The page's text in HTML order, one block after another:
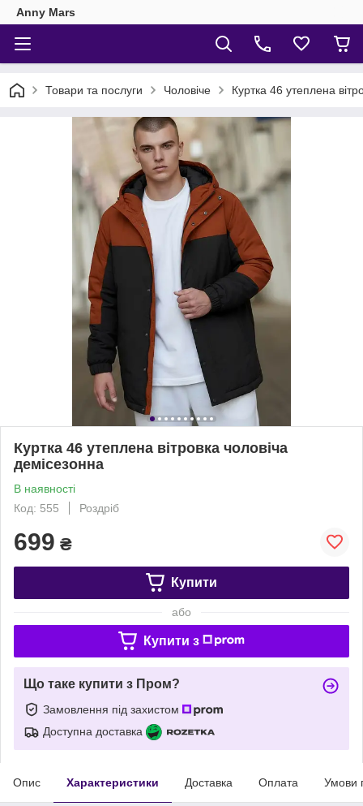
Anny Mars
Товари та послуги Чоловіче Куртка 46 утеплена
Куртка 46 утеплена вітровка чоловіча
демісезонна
В наявності
Код: 555
Роздріб
699 ₴
Купити
або
Купити з
Що таке купити з Пром?
Замовлення під захистом
Доступна доставка
Опис Характеристики Доставка Оплата Умови